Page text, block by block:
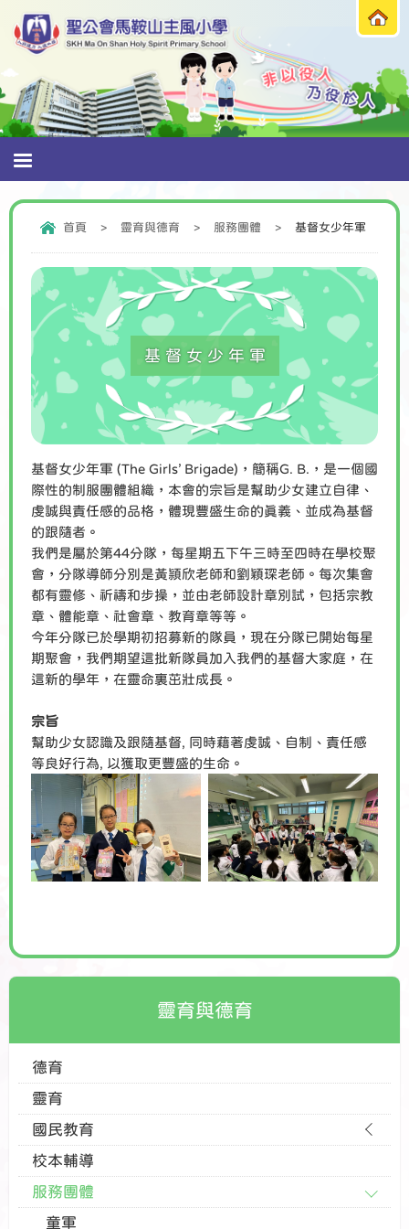
首頁 > 靈育與德育 > 服務團體 > 基督女少年軍
基督女少年軍
基督女少年軍 (The Girls’ Brigade)，簡稱G. B.，是一個國
際性的制服團體組織，本會的宗旨是幫助少女建立自律、
虔誠與責任感的品格，體現豐盛生命的真義、並成為基督
的跟隨者。
我們是屬於第44分隊，每星期五下午三時至四時在學校聚
會，分隊導師分別是黃頴欣老師和劉穎琛老師。每次集會
都有靈修、祈禱和步操，並由老師設計章別試，包括宗教
章、體能章、社會章、教育章等等。
今年分隊已於學期初招募新的隊員，現在分隊已開始每星
期聚會，我們期望這批新隊員加入我們的基督大家庭，在
這新的學年，在靈命裏茁壯成長。
宗旨
幫助少女認識及跟隨基督, 同時藉著虔誠、自制、責任感
等良好行為, 以獲取更豐盛的生命。
靈育與德育
德育
靈育
國民教育
校本輔導
服務團體
童軍